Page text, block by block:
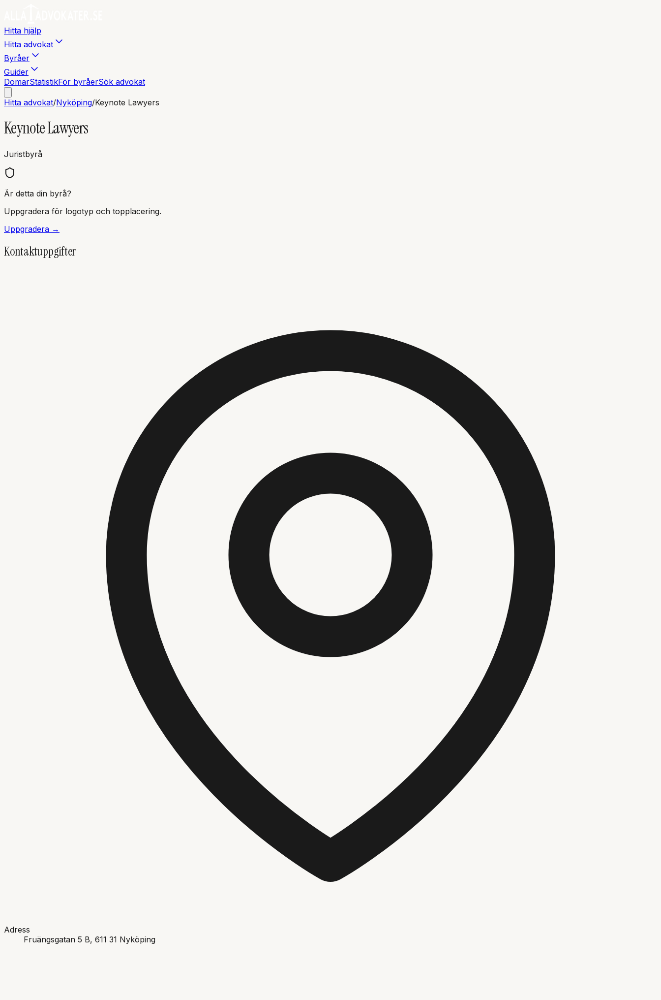
Hitta hjälp
Hitta advokat
Byråer
Guider
DomarStatistikFör byråerSök advokat
Hitta advokat/Nyköping/Keynote Lawyers
Keynote Lawyers
Juristbyrå
Är detta din byrå?
Uppgradera för logotyp och topplacering.
Uppgradera →
Kontaktuppgifter
Adress
Fruängsgatan 5 B, 611 31 Nyköping